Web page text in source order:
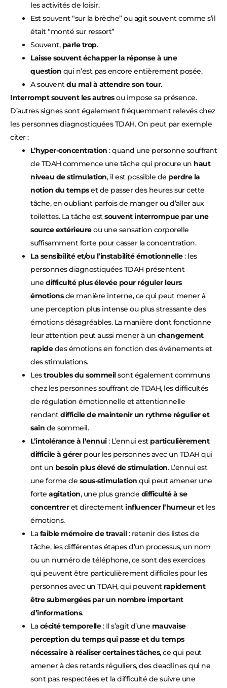
les activités de loisir.
Est souvent “sur la brèche” ou agit souvent comme s’il
était “monté sur ressort”
Souvent, parle trop.
Laisse souvent échapper la réponse à une
question qui n’est pas encore entièrement posée.
A souventdu mal à attendre son tour.
Interrompt souvent les autresou impose sa présence.
D’autres signes sont également fréquemment relevés chez
les personnes diagnostiquées TDAH. On peut par exemple
citer :
L’hyper-concentration : quand une personne souffrant
de TDAH commence une tâche qui procure un haut
niveau de stimulation, il est possible de perdre la
notion du tempset de passer des heures sur cette
tâche, en oubliant parfois de manger ou d’aller aux
toilettes. La tâche estsouvent interrompue par une
source extérieureou une sensation corporelle
suffisamment forte pour casser la concentration.
La sensibilité et/ou l’instabilité émotionnelle: les
personnes diagnostiquées TDAH présentent
une difficulté plus élevée pour réguler leurs
émotionsde manière interne, ce qui peut mener à
une perception plus intense ou plus stressante des
émotions désagréables. La manière dont fonctionne
leur attention peut aussi mener à un changement
rapidedes émotions en fonction des événements et
des stimulations.
Lestroubles du sommeilsont également communs
chez les personnes souffrant de TDAH, les difficultés
de régulation émotionnelle et attentionnelle
rendantdifficile de maintenir un rythme régulier et
sain de sommeil.
L’intolérance à l’ennui: L’ennui est particulièrement
difficile à gérerpour les personnes avec un TDAH qui
ont un besoin plus élevé de stimulation. L’ennui est
une forme de sous-stimulation qui peut amener une
forte agitation, une plus grande difficulté à se
concentreret directementinfluencer l’humeuret les
émotions.
Lafaible mémoire de travail: retenir des listes de
tâche, les différentes étapes d’un processus, un nom
ou un numéro de téléphone, ce sont des exercices
qui peuvent être particulièrement difficiles pour les
personnes avec un TDAH, qui peuvent rapidement
être submergées par un nombre important
d’informations.
Lacécité temporelle: Il s’agit d’une mauvaise
perception du temps qui passe et du temps
nécessaire à réaliser certaines tâches, ce qui peut
amener à des retards réguliers, des deadlines qui ne
sont pas respectées et la difficulté de suivre une